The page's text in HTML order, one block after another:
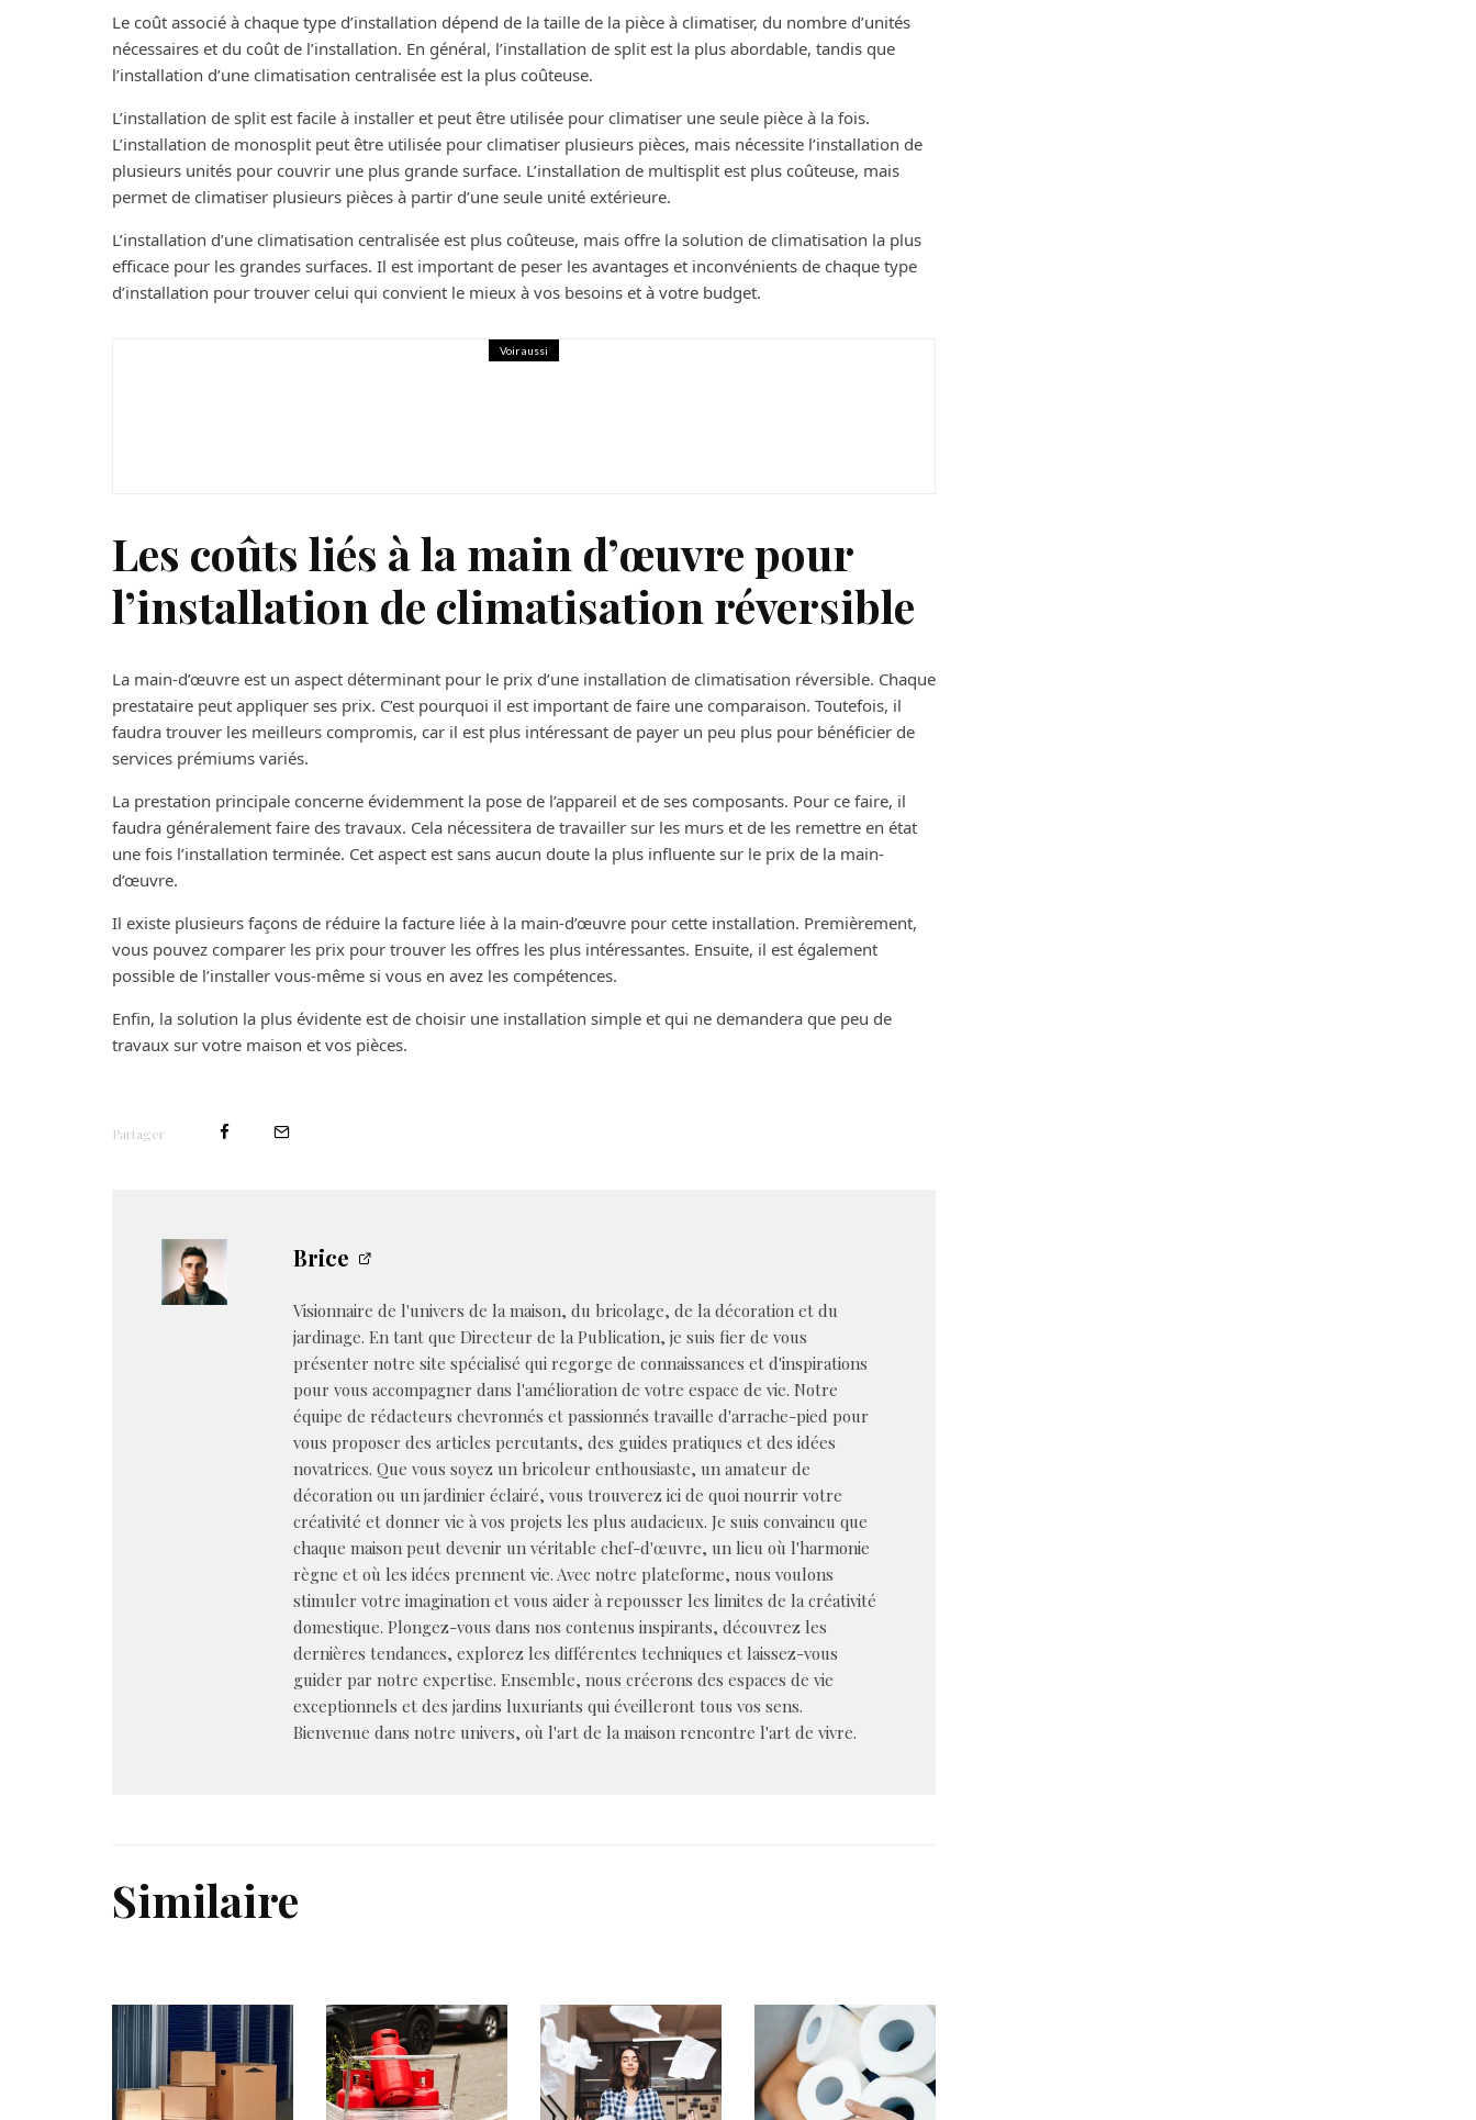
Le coût associé à chaque type d’installation dépend de la taille de la pièce à climatiser, du nombre d’unités
nécessaires et du coût de l’installation. En général, l’installation de split est la plus abordable, tandis que
l’installation d’une climatisation centralisée est la plus coûteuse.
L’installation de split est facile à installer et peut être utilisée pour climatiser une seule pièce à la fois.
L’installation de monosplit peut être utilisée pour climatiser plusieurs pièces, mais nécessite l’installation de
plusieurs unités pour couvrir une plus grande surface. L’installation de multisplit est plus coûteuse, mais
permet de climatiser plusieurs pièces à partir d’une seule unité extérieure.
L’installation d’une climatisation centralisée est plus coûteuse, mais offre la solution de climatisation la plus
efficace pour les grandes surfaces. Il est important de peser les avantages et inconvénients de chaque type
d’installation pour trouver celui qui convient le mieux à vos besoins et à votre budget.
Voir aussi
Les coûts liés à la main d’œuvre pour
l’installation de climatisation réversible
La main-d’œuvre est un aspect déterminant pour le prix d’une installation de climatisation réversible. Chaque
prestataire peut appliquer ses prix. C’est pourquoi il est important de faire une comparaison. Toutefois, il
faudra trouver les meilleurs compromis, car il est plus intéressant de payer un peu plus pour bénéficier de
services prémiums variés.
La prestation principale concerne évidemment la pose de l’appareil et de ses composants. Pour ce faire, il
faudra généralement faire des travaux. Cela nécessitera de travailler sur les murs et de les remettre en état
une fois l’installation terminée. Cet aspect est sans aucun doute la plus influente sur le prix de la main-
d’œuvre.
Il existe plusieurs façons de réduire la facture liée à la main-d’œuvre pour cette installation. Premièrement,
vous pouvez comparer les prix pour trouver les offres les plus intéressantes. Ensuite, il est également
possible de l’installer vous-même si vous en avez les compétences.
Enfin, la solution la plus évidente est de choisir une installation simple et qui ne demandera que peu de
travaux sur votre maison et vos pièces.
Partager
Brice
Visionnaire de l'univers de la maison, du bricolage, de la décoration et du
jardinage. En tant que Directeur de la Publication, je suis fier de vous
présenter notre site spécialisé qui regorge de connaissances et d'inspirations
pour vous accompagner dans l'amélioration de votre espace de vie. Notre
équipe de rédacteurs chevronnés et passionnés travaille d'arrache-pied pour
vous proposer des articles percutants, des guides pratiques et des idées
novatrices. Que vous soyez un bricoleur enthousiaste, un amateur de
décoration ou un jardinier éclairé, vous trouverez ici de quoi nourrir votre
créativité et donner vie à vos projets les plus audacieux. Je suis convaincu que
chaque maison peut devenir un véritable chef-d'œuvre, un lieu où l'harmonie
règne et où les idées prennent vie. Avec notre plateforme, nous voulons
stimuler votre imagination et vous aider à repousser les limites de la créativité
domestique. Plongez-vous dans nos contenus inspirants, découvrez les
dernières tendances, explorez les différentes techniques et laissez-vous
guider par notre expertise. Ensemble, nous créerons des espaces de vie
exceptionnels et des jardins luxuriants qui éveilleront tous vos sens.
Bienvenue dans notre univers, où l'art de la maison rencontre l'art de vivre.
Similaire